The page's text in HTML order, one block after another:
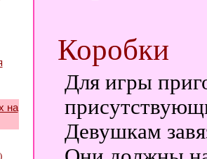
на
Коробки
Для игры
Девушкам